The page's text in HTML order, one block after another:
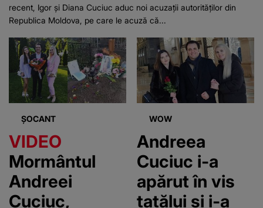
recent, Igor și Diana Cuciuc aduc noi acuzații autorităților din
Republica Moldova, pe care le acuză că...
ȘOCANT
VIDEO
Mormântul
Andreei
Cuciuc,
WOW
Andreea
Cuciuc i-a
apărut în vis
tatălui și i-a